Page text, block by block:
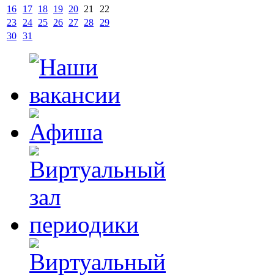
16
17 18 19 20 21
22
23
24 25 26 27 28
29
30 31